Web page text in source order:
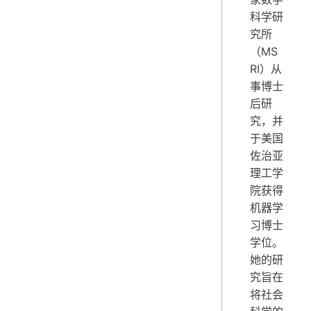
科学研
究所
（MS
RI）从
事博士
后研
究，并
于美国
佐治亚
理工学
院获得
机器学
习博士
学位。
她的研
究旨在
将社会